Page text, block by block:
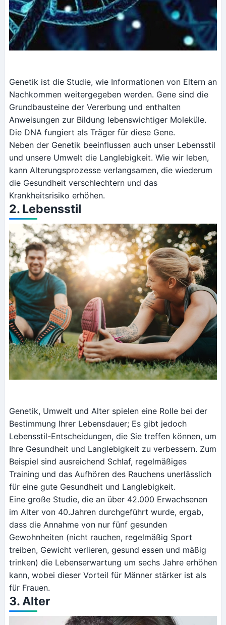
Genetik ist die Studie, wie Informationen von Eltern an
Nachkommen weitergegeben werden. Gene sind die
Grundbausteine der Vererbung und enthalten
Anweisungen zur Bildung lebenswichtiger Moleküle.
Die DNA fungiert als Träger für diese Gene.
Neben der Genetik beeinflussen auch unser Lebensstil
und unsere Umwelt die Langlebigkeit. Wie wir leben,
kann Alterungsprozesse verlangsamen, die wiederum
die Gesundheit verschlechtern und das
Krankheitsrisiko erhöhen.
2. Lebensstil
Genetik, Umwelt und Alter spielen eine Rolle bei der
Bestimmung Ihrer Lebensdauer; Es gibt jedoch
Lebensstil-Entscheidungen, die Sie treffen können, um
Ihre Gesundheit und Langlebigkeit zu verbessern. Zum
Beispiel sind ausreichend Schlaf, regelmäßiges
Training und das Aufhören des Rauchens unerlässlich
für eine gute Gesundheit und Langlebigkeit.
Eine große Studie, die an über 42.000 Erwachsenen
im Alter von 40.Jahren durchgeführt wurde, ergab,
dass die Annahme von nur fünf gesunden
Gewohnheiten (nicht rauchen, regelmäßig Sport
treiben, Gewicht verlieren, gesund essen und mäßig
trinken) die Lebenserwartung um sechs Jahre erhöhen
kann, wobei dieser Vorteil für Männer stärker ist als
für Frauen.
3. Alter